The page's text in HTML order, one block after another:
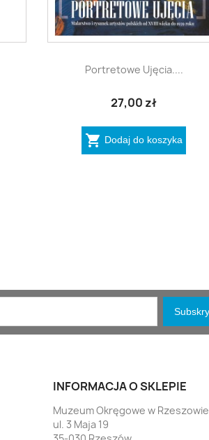
Szybki podgląd
Portretowe Ujęcia....
27,00 zł
 Dodaj do koszyka
INFORMACJA O SKLEPIE
Muzeum Okręgowe w Rzeszowie
ul. 3 Maja 19